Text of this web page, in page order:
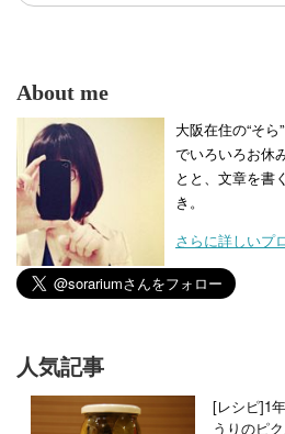
About me
大阪在住の“そ
でいろいろお休
とと、文章を書
き。
さらに詳しいプ
人気記事
[レシピ]1
うりのピ